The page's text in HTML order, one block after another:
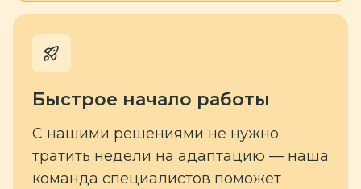
Быстрое начало работы
С нашими решениями не нужно
тратить недели на адаптацию — наша
команда специалистов поможет